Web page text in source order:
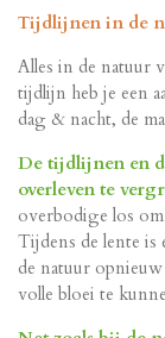
Tijdlijnen in de
Alles in de natuur
tijdlijn heb je een
dag & nacht, de
De tijdlijnen en
overleven te
overbodige los
Tijdens de lente
de natuur
volle bloei te